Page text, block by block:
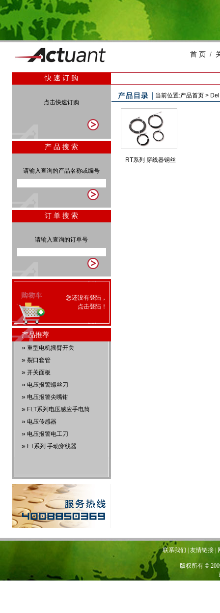
首 页 /
快 速 订 购
点击快速订购
产 品 搜 索
请输入查询的产品名称或编号
订 单 搜 索
请输入查询的订单号
您还没有登陆，
点击登陆 ！
产品推荐
» 重型电机摇臂开关
» 裂口套管
» 开关面板
» 电压报警螺丝刀
» 电压报警尖嘴钳
» FLT系列电压感应手电筒
» 电压传感器
» 电压报警电工刀
» FT系列 手动穿线器
当前位置:产品首页 >
RT系列 穿线器钢丝
联系我们 | 友情链接 |
版权所有 ©